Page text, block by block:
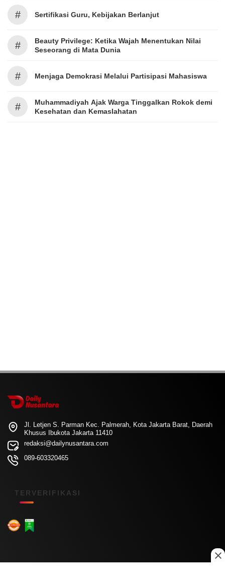
# Sertifikasi Guru, Kebijakan Berlanjut
#
Beauty Privilege: Ketika Wajah Menentukan Nilai
Seseorang di Mata Dunia
# Menjaga Demokrasi Melalui Partisipasi Mahasiswa
#
Muhammadiyah Ajak Warga Tinggalkan Rokok demi
Kesehatan dan Kemaslahatan
Jl. Letjen S. Parman Kec. Palmerah, Kota Jakarta Barat, Daerah
Khusus Ibukota Jakarta 11410
redaksi@dailynusantara.com
089-603320465
TERVERIFIKASI